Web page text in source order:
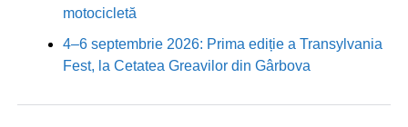
motocicletă
4–6 septembrie 2026: Prima ediție a Transylvania
Fest, la Cetatea Greavilor din Gârbova